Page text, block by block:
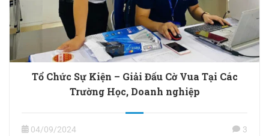
Tổ Chức Sự Kiện – Giải Đấu Cờ Vua Tại Các
Trường Học, Doanh nghiệp
04/09/2024 3